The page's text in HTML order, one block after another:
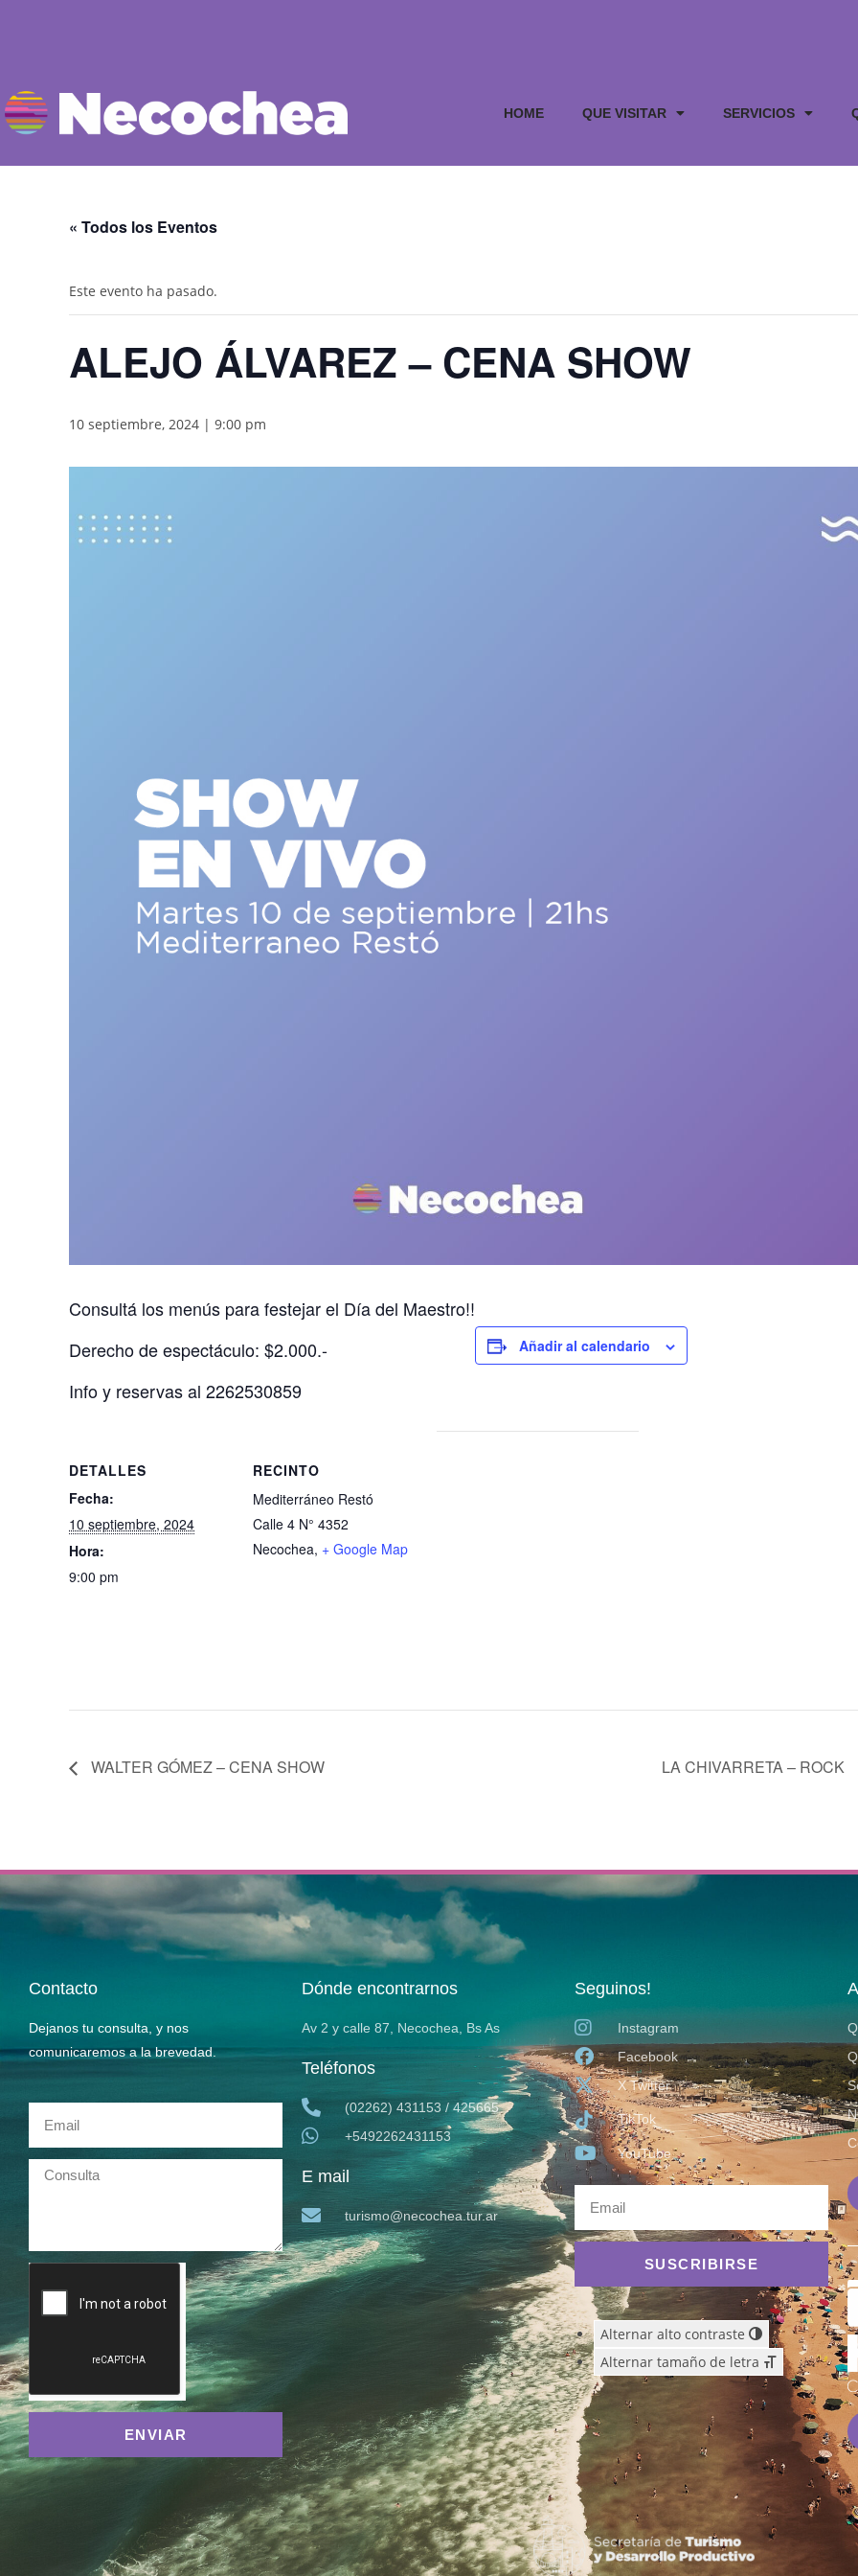
HOME QUE VISITAR SERVICIOS
« Todos los Eventos
Este evento ha pasado.
ALEJO ÁLVAREZ – CENA SHOW
10 septiembre, 2024 | 9:00 pm
Consultá los menús para festejar el Día del Maestro!!
Derecho de espectáculo: $2.000.-
Info y reservas al 2262530859
Añadir al calendario
DETALLES
Fecha:
10 septiembre, 2024
Hora:
9:00 pm
RECINTO
Mediterráneo Restó
Calle 4 N° 4352
Necochea, + Google Map
WALTER GÓMEZ – CENA SHOW LA CHIVARRETA – ROCK
Contacto
Dejanos tu consulta, y nos
comunicaremos a la brevedad.
ENVIAR
Dónde encontrarnos
Av 2 y calle 87, Necochea, Bs As
Teléfonos
(02262) 431153 / 425665
+5492262431153
E mail
turismo@necochea.tur.ar
Seguinos!
Instagram
Facebook
X Twitter
TikTok
YouTube
SUSCRIBIRSE
Alternar alto contraste
Alternar tamaño de letra